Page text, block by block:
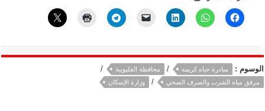
الوسوم : مبادرة حياه كريمه / محافظة القليوبية /
مرفق مياه الشرب والصرف الصحي / وزارة الإسكان